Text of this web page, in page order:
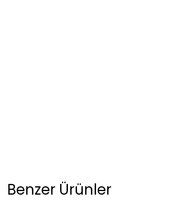
Benzer Ürünler